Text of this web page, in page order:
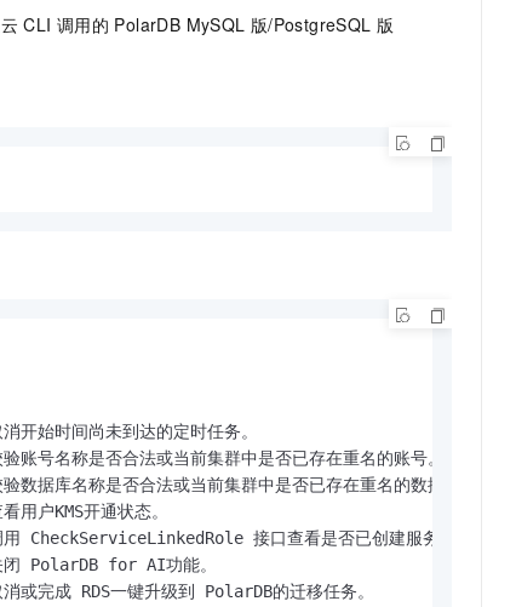
CLI 调用的 PolarDB MySQL 版/PostgreSQL 版
始时间尚未到达的定时任务。
名称是否合法或当前集群中是否已存在重名的账号。
库名称是否合法或当前集群中是否已存在重名的数据库。
户KMS开通状态。
接口查看是否已创建服务关联角色。
PolarDB for AI功能。
完成 RDS一键升级到 PolarDB的迁移任务。